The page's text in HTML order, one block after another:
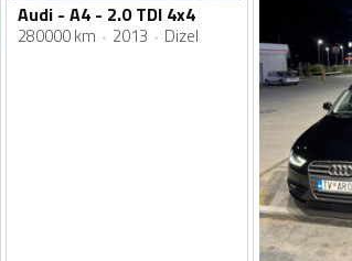
Audi - A4 - 2.0 TDI 4x4
280000 km 2013 Dizel